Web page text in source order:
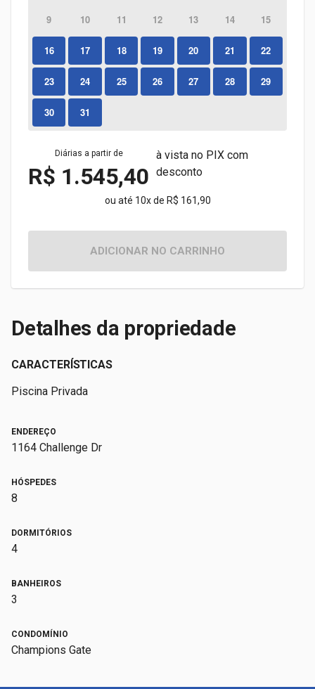
9 10 11 12 13 14 15
16 17 18 19 20 21 22
23 24 25 26 27 28 29
30 31
Diárias a partir de
R$ 1.545,40
à vista no PIX com
desconto
ou até 10x de R$ 161,90
ADICIONAR NO CARRINHO
Detalhes da propriedade
CARACTERÍSTICAS
Piscina Privada
ENDEREÇO
1164 Challenge Dr
HÓSPEDES
8
DORMITÓRIOS
4
BANHEIROS
3
CONDOMÍNIO
Champions Gate